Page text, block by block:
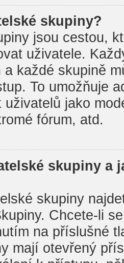
skupiny?
jsou cestou,
uživatele.
a každé skupině
To umožňuje
uživatelů jako
fórum, atd.
skupiny a
skupiny
Chcete-li
na příslušné
mají otevřený